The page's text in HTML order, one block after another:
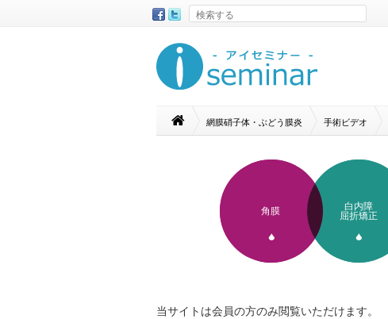
網膜硝子体・ぶどう膜炎 手術ビデオ
角膜
白内障
屈折矯正
当サイトは会員の方のみ閲覧いただけます。